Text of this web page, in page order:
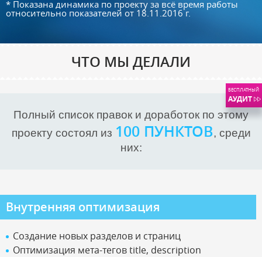
* Показана динамика по проекту за всё время работы
относительно показателей от 18.11.2016 г.
ЧТО МЫ ДЕЛАЛИ
Полный список правок и доработок по этому
проекту состоял из 100 ПУНКТОВ, среди
них:
Внутренняя оптимизация
Создание новых разделов и страниц
Оптимизация мета-тегов title, description
БЕСПЛАТНЫЙ
АУДИТ